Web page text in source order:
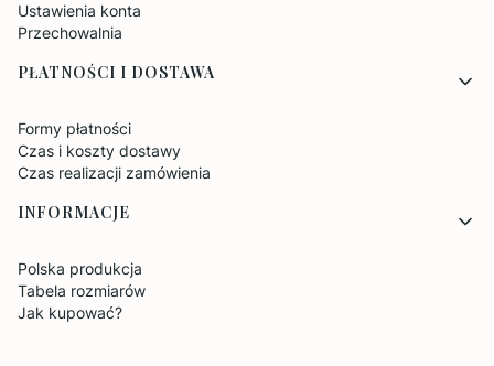
Ustawienia konta
Przechowalnia
PŁATNOŚCI I DOSTAWA
Formy płatności
Czas i koszty dostawy
Czas realizacji zamówienia
INFORMACJE
Polska produkcja
Tabela rozmiarów
Jak kupować?